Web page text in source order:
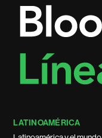
LATINOAMÉRICA